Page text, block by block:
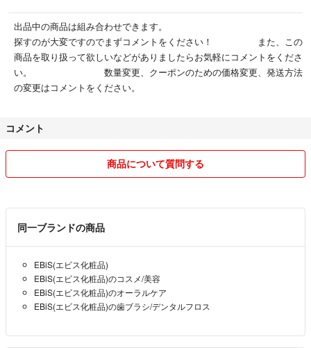
出品中の商品は組み合わせできます。
探すのが大変ですのでまずコメントをください！ また、この
商品を取り扱って欲しいなどがありましたらお気軽にコメントをくださ
い。 数量変更、クーポンのための価格変更、発送方法
の変更はコメントをください。
コメント
商品について質問する
同一ブランドの商品
EBiS(エビス化粧品)
EBiS(エビス化粧品)のコスメ/美容
EBiS(エビス化粧品)のオーラルケア
EBiS(エビス化粧品)の歯ブラシ/デンタルフロス